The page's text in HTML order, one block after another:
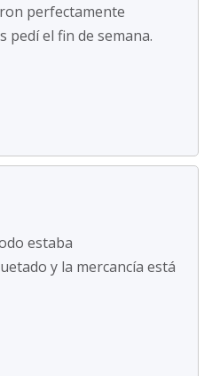
perfectamente
pedí el fin de semana.
estaba
y la mercancía está